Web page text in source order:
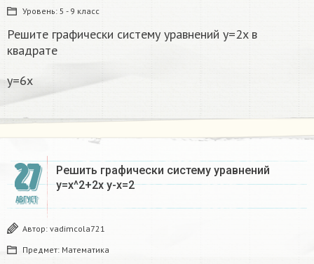
Уровень: 5 - 9 класс
Решите графически систему уравнений y=2x в
квадрате
y=6x
27
АВГУСТ
Решить графически систему уравнений
y=x^2+2x y-x=2
Автор: vadimcola721
Предмет: Математика